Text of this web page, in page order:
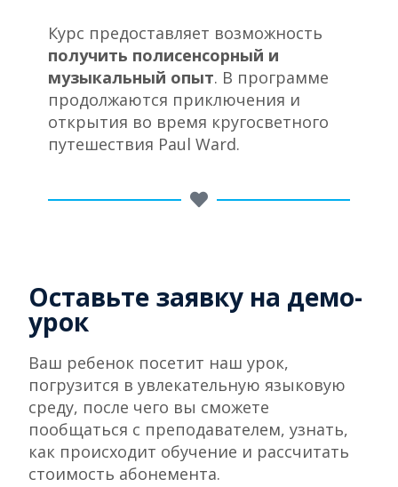
Курс предоставляет возможность
получить полисенсорный и
музыкальный опыт. В программе
продолжаются приключения и
открытия во время кругосветного
путешествия Paul Ward.
Оставьте заявку на демо-
урок
Ваш ребенок посетит наш урок,
погрузится в увлекательную языковую
среду, после чего вы cможете
пообщаться с преподавателем, узнать,
как происходит обучение и рассчитать
стоимость абонемента.